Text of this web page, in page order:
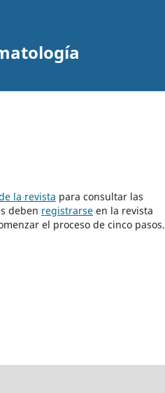
la revista para consultar las
deben registrarse en la revista
el proceso de cinco pasos.